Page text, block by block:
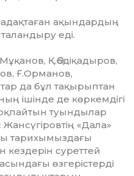
ақындардың
еді.
Қ.Әбдіқадыров,
Ғ.Орманов,
да бұл тақырыптан
ішінде де көркемдігі
туындылар
«Дала»
тари­хы­мыздағы
кездерін суреттей
өзге­рістерді